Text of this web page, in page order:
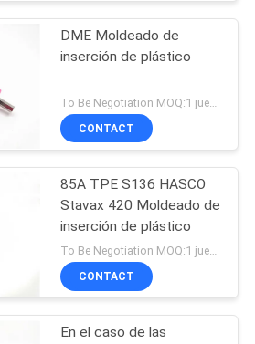
DME Moldeado de
inserción de plástico
CONTACT
85A TPE S136 HASCO
Stavax 420 Moldeado de
inserción de plástico
To Be Negotiation MOQ:1 juego
CONTACT
En el caso de las